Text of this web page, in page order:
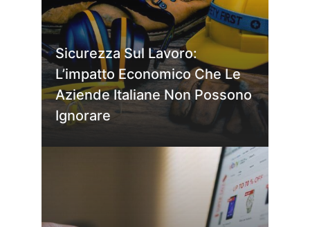
Sicurezza Sul Lavoro:
L’impatto Economico Che Le
Aziende Italiane Non Possono
Ignorare